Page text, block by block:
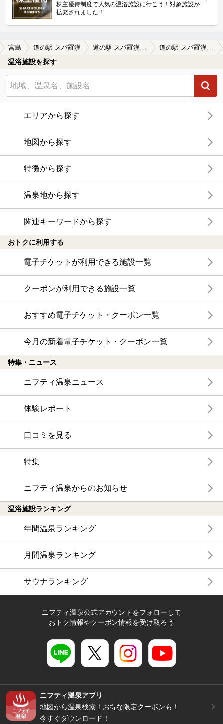
株主優待制度で人気の温浴施設に行こう！対象施設が
拡充されました！
宮島 道の駅 スパ羅漢 道の駅 スパ羅漢の口コミ一覧 道の駅 スパ羅漢の口コミ 元は100m程下流に建っていたそうです…
温浴施設を探す
エリアから探す
地図から探す
特徴から探す
温泉地から探す
関連キーワードから探す
おトクに利用する
電子チケットが利用できる施設一覧
クーポンが利用できる施設一覧
おすすめ電子チケット・クーポン一覧
今月の新着電子チケット・クーポン一覧
特集・ニュース
ニフティ温泉ニュース
体験レポート
口コミを見る
特集
ニフティ温泉からのお知らせ
温浴施設ランキング
年間温泉ランキング
月間温泉ランキング
サウナランキング
ニフティ温泉公式アカウントをフォローして
おトク情報やクーポン情報を受け取ろう
ニフティ温泉アプリ
地図から温泉検索！お得な限定クーポンも！
今すぐダウンロード！